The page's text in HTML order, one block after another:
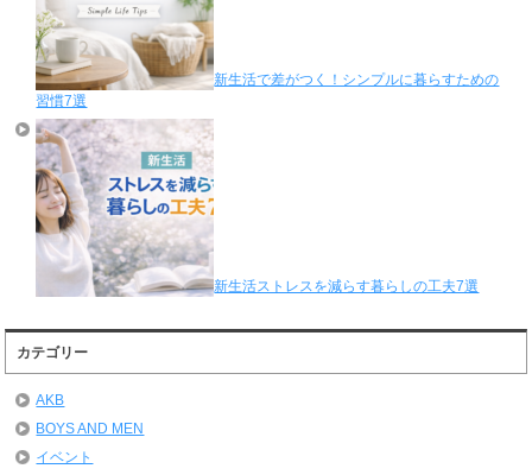
新生活で差がつく！シンプルに暮らすための
習慣7選
新生活ストレスを減らす暮らしの工夫7選
カテゴリー
AKB
BOYS AND MEN
イベント